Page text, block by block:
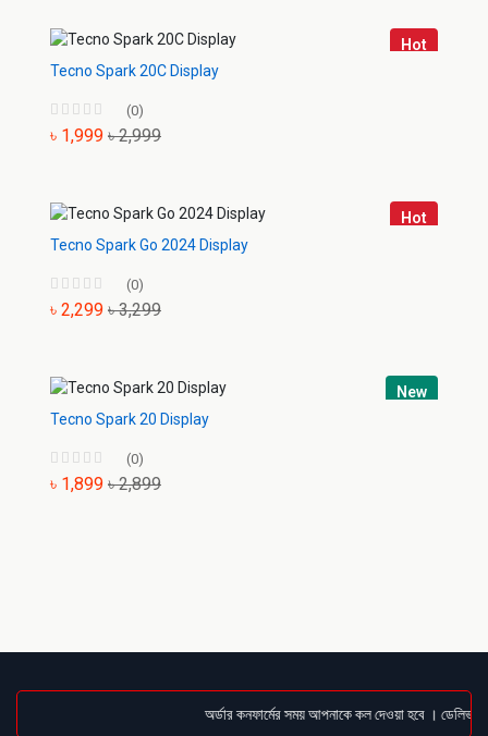
Hot
Tecno Spark 20C Display
(0)
৳ 1,999 ৳ 2,999
Hot
Tecno Spark Go 2024 Display
(0)
৳ 2,299 ৳ 3,299
New
Tecno Spark 20 Display
(0)
৳ 1,899 ৳ 2,899
অর্ডার কনফার্মের সময় আপনাকে কল দেওয়া হবে ।